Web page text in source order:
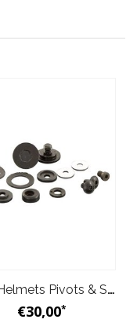
Bell Helmets Pivots & Screws Kit SV
€30,00*